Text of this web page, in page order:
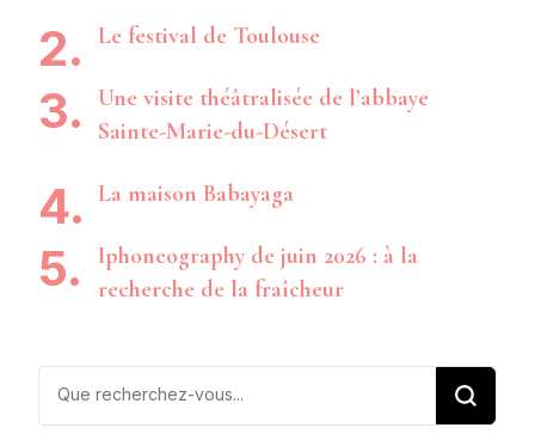
Le festival de Toulouse
Une visite théâtralisée de l’abbaye
Sainte-Marie-du-Désert
La maison Babayaga
Iphoneography de juin 2026 : à la
recherche de la fraîcheur
Vous
recherchiez